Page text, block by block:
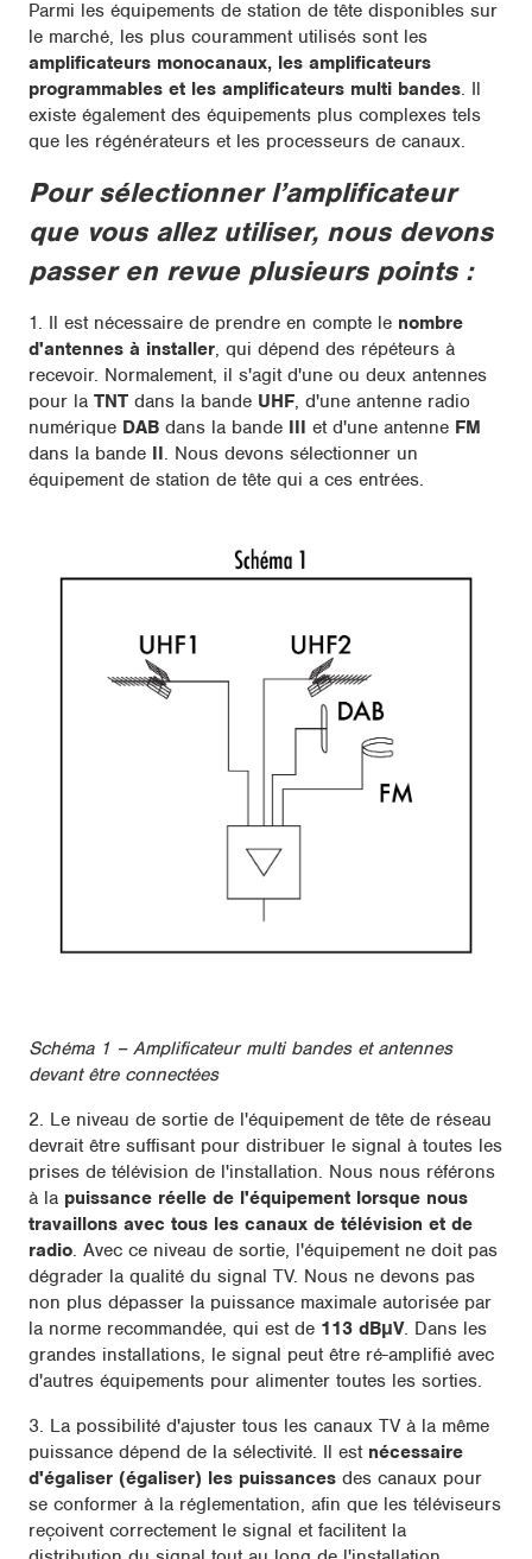
Parmi les équipements de station de tête disponibles sur
le marché, les plus couramment utilisés sont les
amplificateurs monocanaux, les amplificateurs
programmables et les amplificateurs multi bandes. Il
existe également des équipements plus complexes tels
que les régénérateurs et les processeurs de canaux.
Pour sélectionner l’amplificateur
que vous allez utiliser, nous devons
passer en revue plusieurs points :
1. Il est nécessaire de prendre en compte le nombre
d'antennes à installer, qui dépend des répéteurs à
recevoir. Normalement, il s'agit d'une ou deux antennes
pour la TNT dans la bande UHF, d'une antenne radio
numérique DAB dans la bande III et d'une antenne FM
dans la bande II. Nous devons sélectionner un
équipement de station de tête qui a ces entrées.
Schéma 1 – Amplificateur multi bandes et antennes
devant être connectées
2. Le niveau de sortie de l'équipement de tête de réseau
devrait être suffisant pour distribuer le signal à toutes les
prises de télévision de l'installation. Nous nous référons
à la puissance réelle de l'équipement lorsque nous
travaillons avec tous les canaux de télévision et de
radio. Avec ce niveau de sortie, l'équipement ne doit pas
dégrader la qualité du signal TV. Nous ne devons pas
non plus dépasser la puissance maximale autorisée par
la norme recommandée, qui est de 113 dBμV. Dans les
grandes installations, le signal peut être ré-amplifié avec
d'autres équipements pour alimenter toutes les sorties.
3. La possibilité d'ajuster tous les canaux TV à la même
puissance dépend de la sélectivité. Il est nécessaire
d'égaliser (égaliser) les puissances des canaux pour
se conformer à la réglementation, afin que les téléviseurs
reçoivent correctement le signal et facilitent la